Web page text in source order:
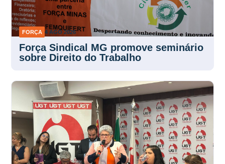
FORÇA 4 AGO 2026
Força Sindical MG promove seminário
sobre Direito do Trabalho